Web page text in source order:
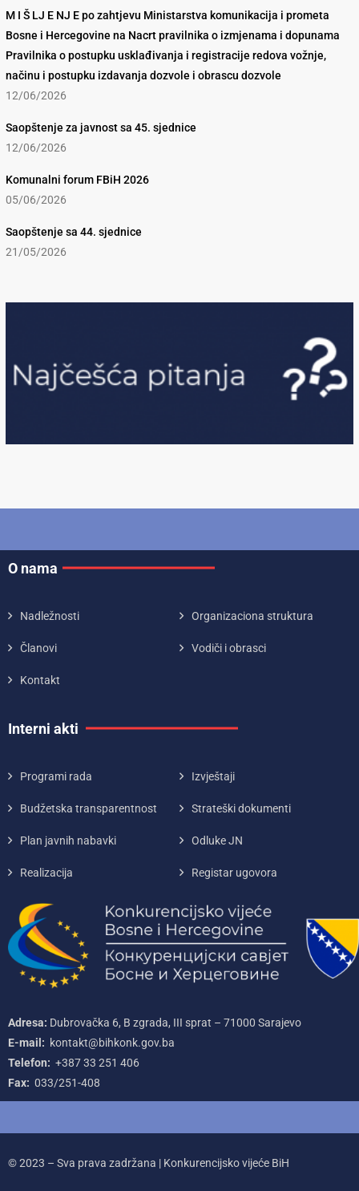
M I Š LJ E NJ E po zahtjevu Ministarstva komunikacija i prometa
Bosne i Hercegovine na Nacrt pravilnika o izmjenama i dopunama
Pravilnika o postupku usklađivanja i registracije redova vožnje,
načinu i postupku izdavanja dozvole i obrascu dozvole
12/06/2026
Saopštenje za javnost sa 45. sjednice
12/06/2026
Komunalni forum FBiH 2026
05/06/2026
Saopštenje sa 44. sjednice
21/05/2026
O nama
Nadležnosti Organizaciona struktura
Članovi Vodiči i obrasci
Kontakt
Interni akti
Programi rada Izvještaji
Budžetska transparentnost Strateški dokumenti
Plan javnih nabavki Odluke JN
Realizacija Registar ugovora
Adresa: Dubrovačka 6, B zgrada, III sprat – 71000‌ Sarajevo
E-mail: kontakt@bihkonk.gov.ba
Telefon: +387‌ 33‌ 251‌ 406
Fax: 033/251-408
© 2023 – Sva prava zadržana | Konkurencijsko vijeće BiH